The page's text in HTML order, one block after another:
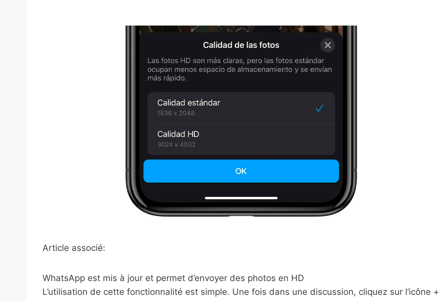
Article associé:
WhatsApp est mis à jour et permet d’envoyer des photos en HD
L’utilisation de cette fonctionnalité est simple. Une fois dans une discussion, cliquez sur l’icône +